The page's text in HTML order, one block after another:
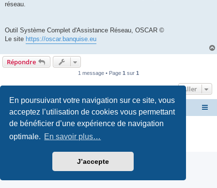
En poursuivant votre navigation sur ce site, vous
acceptez l’utilisation de cookies vous permettant
de bénéficier d’une expérience de navigation
optimale. En savoir plus…
J’accepte
réseau.
Outil Système Complet d'Assistance Réseau, OSCAR ©
Le site https://oscar.banquise.eu
Répondre
1 message • Page 1 sur 1
Aller
Site OSCAR Bienvenue sur le nouveau forum OSCAR
Développé parphpBB® Forum Software © phpBB Limited
Traduction française officielle
Confidentialité